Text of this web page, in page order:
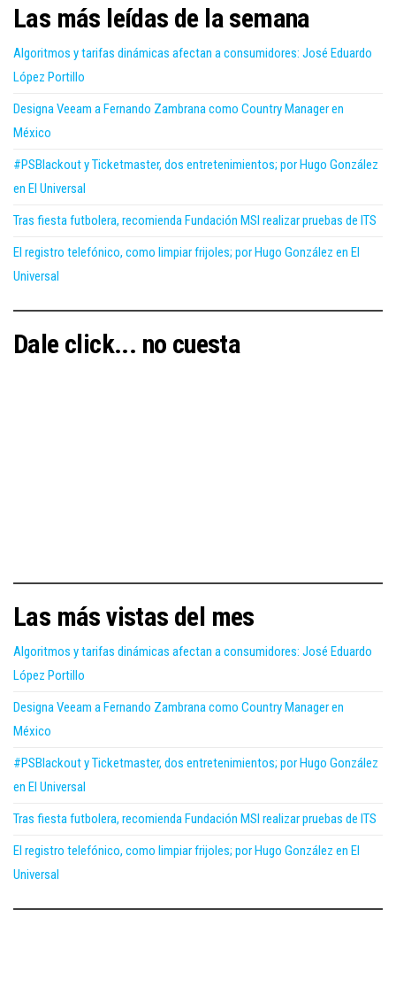
Las más leídas de la semana
Algoritmos y tarifas dinámicas afectan a consumidores: José Eduardo
López Portillo
Designa Veeam a Fernando Zambrana como Country Manager en
México
#PSBlackout y Ticketmaster, dos entretenimientos; por Hugo González
en El Universal
Tras fiesta futbolera, recomienda Fundación MSI realizar pruebas de ITS
El registro telefónico, como limpiar frijoles; por Hugo González en El
Universal
Dale click... no cuesta
Las más vistas del mes
Algoritmos y tarifas dinámicas afectan a consumidores: José Eduardo
López Portillo
Designa Veeam a Fernando Zambrana como Country Manager en
México
#PSBlackout y Ticketmaster, dos entretenimientos; por Hugo González
en El Universal
Tras fiesta futbolera, recomienda Fundación MSI realizar pruebas de ITS
El registro telefónico, como limpiar frijoles; por Hugo González en El
Universal